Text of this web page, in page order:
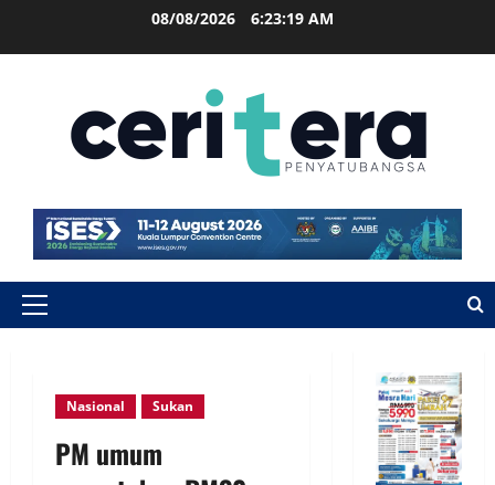
08/08/2026 6:23:20 AM
Nasional Sukan
PM umum